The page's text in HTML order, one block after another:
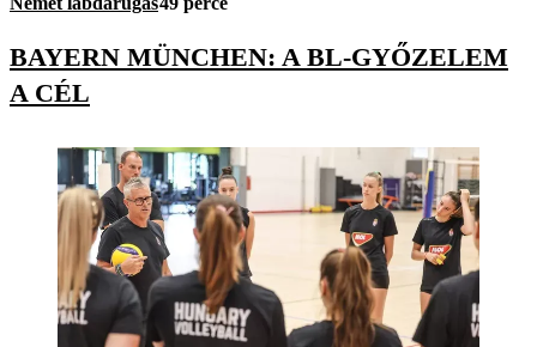
BAYERN MÜNCHEN: A BL-GYŐZELEM
A CÉL